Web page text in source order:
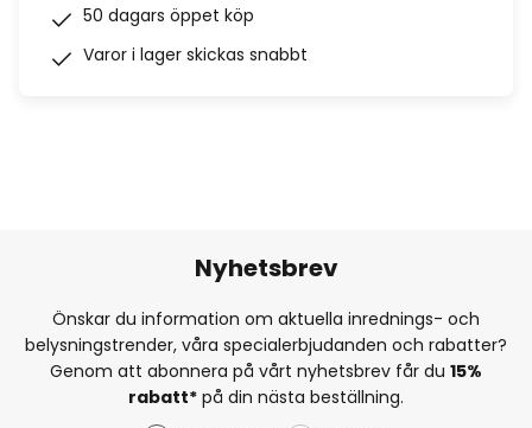
50 dagars öppet köp
Varor i lager skickas snabbt
Nyhetsbrev
Önskar du information om aktuella inrednings- och
belysningstrender, våra specialerbjudanden och rabatter?
Genom att abonnera på vårt nyhetsbrev får du 15%
rabatt* på din nästa beställning.